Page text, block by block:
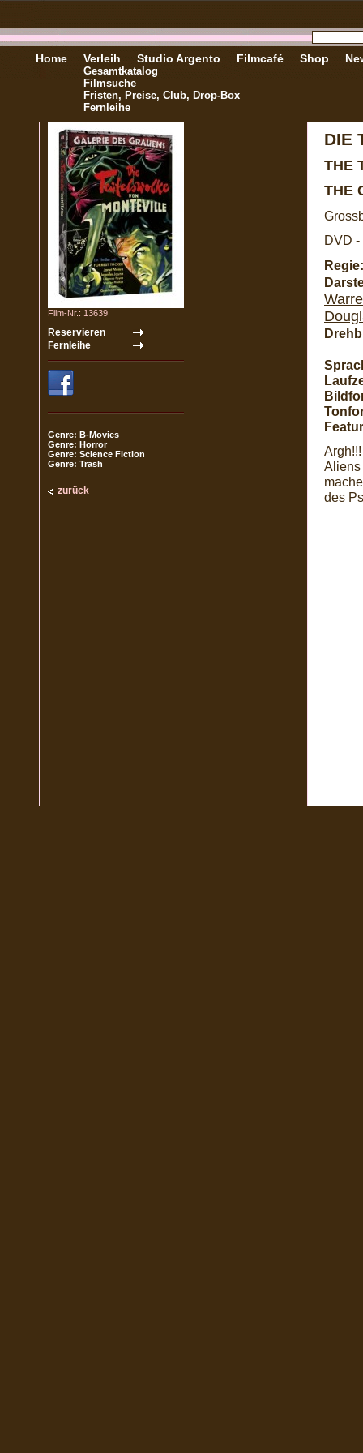
Home Verleih
Gesamtkatalog
Filmsuche
Fristen, Preise, Club, Drop-Box
Fernleihe
Studio Argento Filmcafé Shop
Film-Nr.: 13639
Genre: B-Movies
Genre: Horror
Genre: Science Fiction
Genre: Trash
zurück
DIE
THE
THE
DVD -
Regie:
Aliens
des